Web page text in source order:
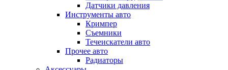
Датчики давления
Инструменты авто
Кримпер
Съемники
Течеискатели авто
Прочее авто
Радиаторы